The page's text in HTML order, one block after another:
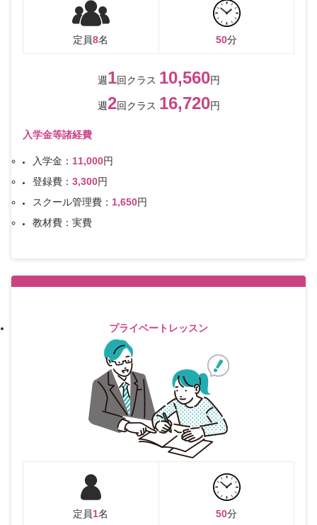
定員8名 50分
週 1回クラス 10,560円
週2回クラス 16,720円
入学金等諸経費
入学金： 11,000円
登録費： 3,300円
スクール管理費： 1,650円
教材費：実費
プライベートレッスン
定員1名 50分